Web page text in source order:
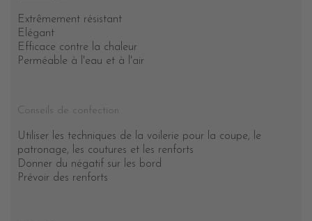
Extrêmement résistant
Elégant
Efficace contre la chaleur
Perméable à l'eau et à l'air
Conseils de confection
Utiliser les techniques de la voilerie pour la coupe, le
patronage, les coutures et les renforts
Donner du négatif sur les bord
Prévoir des renforts